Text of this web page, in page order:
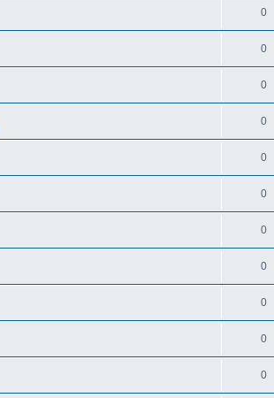
0
0
0
0
0
0
0
0
0
0
0